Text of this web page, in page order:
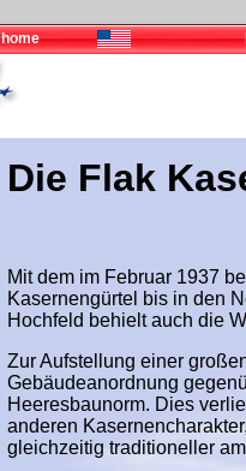
home
Die Flak
Mit dem im Februar 1937
Kasernengürtel bis in den
Hochfeld behielt auch die
Zur Aufstellung einer
Gebäudeanordnung
Heeresbaunorm. Dies
anderen
gleichzeitig traditioneller